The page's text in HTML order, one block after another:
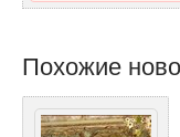
Похожие